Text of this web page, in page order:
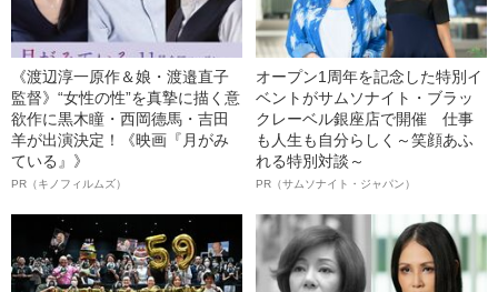
《渡辺淳一原作＆娘・渡邉直子
監督》“女性の性”を真摯に描く意
欲作に黒木瞳・西岡德馬・吉田
羊が出演決定！《映画『月がみ
ている』》
PR（キノフィルムズ）
オープン1周年を記念した特別イ
ベントがサムソナイト・ブラッ
クレーベル銀座店で開催 仕事
も人生も自分らしく～笑顔あふ
れる特別対談～
PR（サムソナイト・ジャパン）